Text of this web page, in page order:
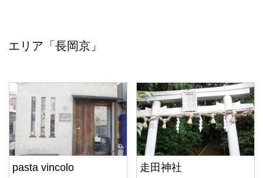
エリア「長岡京」
pasta vincolo 走田神社